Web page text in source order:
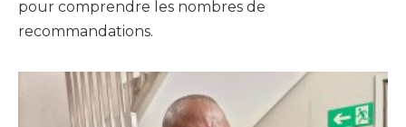
pour comprendre les nombres de
recommandations.